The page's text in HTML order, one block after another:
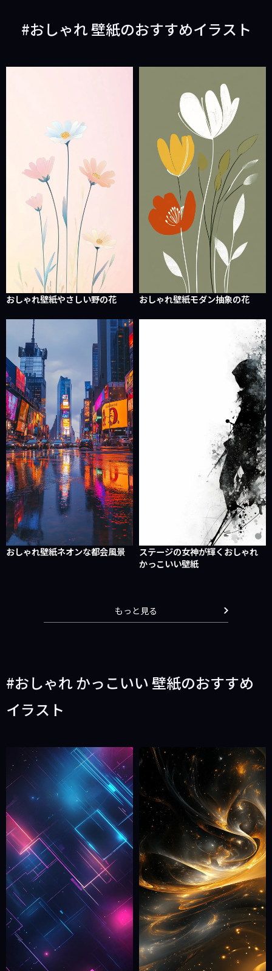
おしゃれ 壁紙のおすすめイラスト
おしゃれ壁紙やさしい野の花 おしゃれ壁紙モダン抽象の花
おしゃれ壁紙ネオンな都会風景
ステージの女神が輝くおしゃれ
かっこいい壁紙
もっと見る
おしゃれ かっこいい 壁紙のおすすめ
イラスト